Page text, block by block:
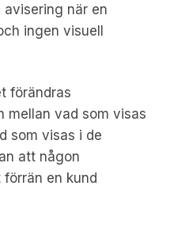
när en
ingen visuell
förändras
mellan vad som visas
som visas i de
att någon
en kund